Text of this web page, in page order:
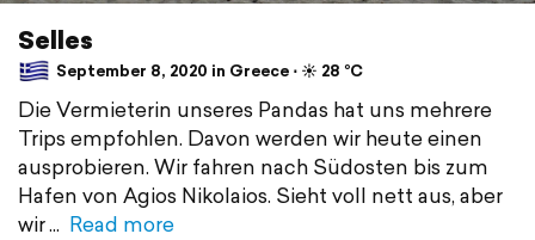
Selles
September 8, 2020 in Greece ⋅ ☀️ 28 °C
Die Vermieterin unseres Pandas hat uns mehrere
Trips empfohlen. Davon werden wir heute einen
ausprobieren. Wir fahren nach Südosten bis zum
Hafen von Agios Nikolaios. Sieht voll nett aus, aber
wir
Read more